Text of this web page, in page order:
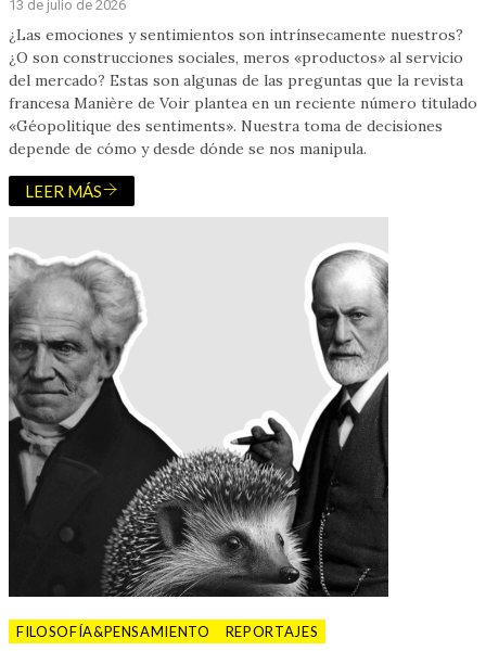
13 de julio de 2026
¿Las emociones y sentimientos son intrínsecamente nuestros?
¿O son construcciones sociales, meros «productos» al servicio
del mercado? Estas son algunas de las preguntas que la revista
francesa Manière de Voir plantea en un reciente número titulado
«Géopolitique des sentiments». Nuestra toma de decisiones
depende de cómo y desde dónde se nos manipula.
LEER MÁS
FILOSOFÍA&PENSAMIENTO REPORTAJES